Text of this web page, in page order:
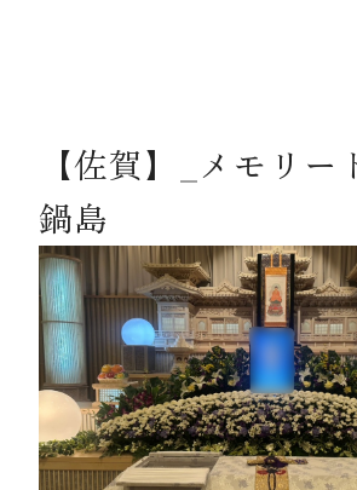
メモリードのお葬式
葬儀の流れ
事例
施設案内
【佐賀】_メモリー
鍋島